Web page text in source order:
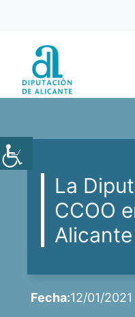
contenido
La
CCOO
Alicante
Fecha:12/01/2021